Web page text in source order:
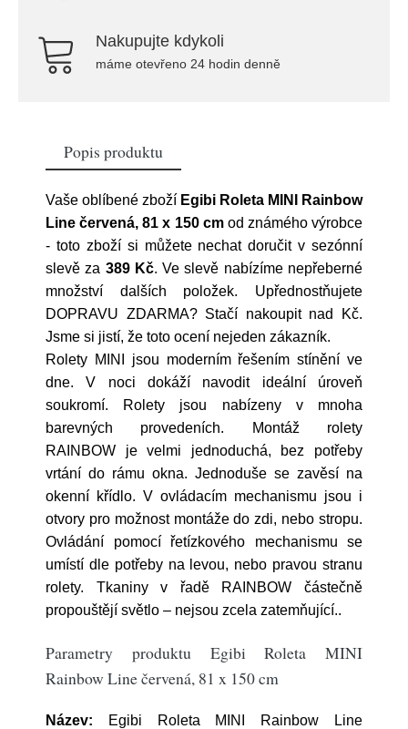
Nakupujte kdykoli
máme otevřeno 24 hodin denně
Popis produktu
Vaše oblíbené zboží Egibi Roleta MINI Rainbow
Line červená, 81 x 150 cmod známého výrobce
- toto zboží si můžete nechat doručit v sezónní
slevě za 389 Kč. Ve slevě nabízíme nepřeberné
množství dalších položek. Upřednostňujete
DOPRAVU ZDARMA? Stačí nakoupit nad Kč.
Jsme si jistí, že toto ocení nejeden zákazník.
Rolety MINI jsou moderním řešením stínění ve
dne. V noci dokáží navodit ideální úroveň
soukromí. Rolety jsou nabízeny v mnoha
barevných provedeních. Montáž rolety
RAINBOW je velmi jednoduchá, bez potřeby
vrtání do rámu okna. Jednoduše se zavěsí na
okenní křídlo. V ovládacím mechanismu jsou i
otvory pro možnost montáže do zdi, nebo stropu.
Ovládání pomocí řetízkového mechanismu se
umístí dle potřeby na levou, nebo pravou stranu
rolety. Tkaniny v řadě RAINBOW částečně
propouštějí světlo – nejsou zcela zatemňující..
Parametry produktu Egibi Roleta MINI
Rainbow Line červená, 81 x 150 cm
Název: Egibi Roleta MINI Rainbow Line